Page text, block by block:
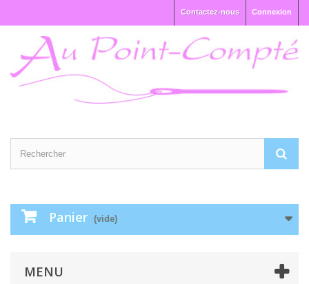
Connexion
Contactez-nous
Panier (vide)
MENU